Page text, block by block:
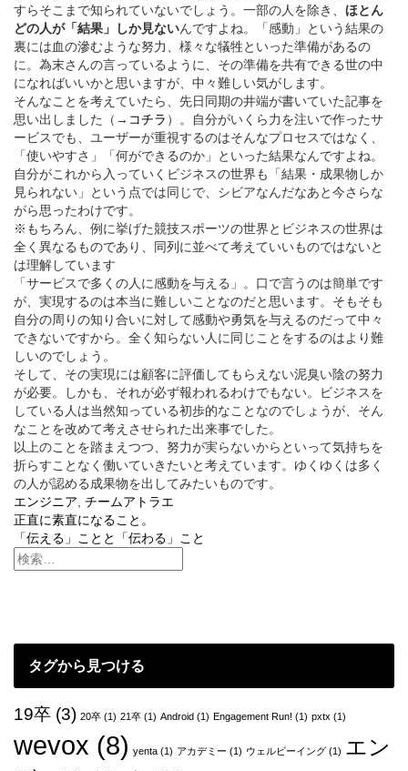
すらそこまで知られていないでしょう。一部の人を除き、 ほとん
どの人が「結果」しか見ないんですよね。「感動」という結果の
裏には血の滲むような努力、様々な犠牲といった準備があるの
に。為末さんの言っているように、その準備を共有できる世の中
になればいいかと思いますが、中々難しい気がします。
そんなことを考えていたら、先日同期の井端が書いていた記事を
思い出しました（→ コチラ ）。自分がいくら力を注いで作ったサ
ービスでも、ユーザーが重視するのはそんなプロセスではなく、
「使いやすさ」「何ができるのか」といった結果なんですよね。
自分がこれから入っていくビジネスの世界も「結果・成果物しか
見られない」という点では同じで、シビアなんだなあと今さらな
がら思ったわけです。
※もちろん、例に挙げた競技スポーツの世界とビジネスの世界は
全く異なるものであり、同列に並べて考えていいものではないと
は理解しています
「サービスで多くの人に感動を与える」。口で言うのは簡単です
が、実現するのは本当に難しいことなのだと思います。そもそも
自分の周りの知り合いに対して感動や勇気を与えるのだって中々
できないですから。全く知らない人に同じことをするのはより難
しいのでしょう。
そして、その実現には顧客に評価してもらえない泥臭い陰の努力
が必要。しかも、それが必ず報われるわけでもない。ビジネスを
している人は当然知っている初歩的なことなのでしょうが、そん
なことを改めて考えさせられた出来事でした。
以上のことを踏まえつつ、努力が実らないからといって気持ちを
折らすことなく働いていきたいと考えています。ゆくゆくは多く
の人が認める成果物を出してみたいものです。
エンジニア チームアトラエ
投
稿
ゲ
ー
シ
ョ
正直に素直になること。
「伝える」ことと「伝わる」こと
タグから見つける
19卒 (3) 20卒 (1) 21卒 (1) Android (1) Engagement Run! (1) pxtx (1)
wevox (8) yenta (1) アカデミー (1) ウェルビーイング (1) エン